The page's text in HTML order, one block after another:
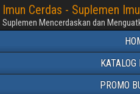
Imun Cerdas - Suplemen
Suplemen Mencerdaskan dan
PROMO